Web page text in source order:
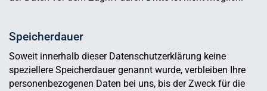
Speicherdauer
Soweit innerhalb dieser Datenschutzerklärung keine
speziellere Speicherdauer genannt wurde, verbleiben Ihre
personenbezogenen Daten bei uns, bis der Zweck für die